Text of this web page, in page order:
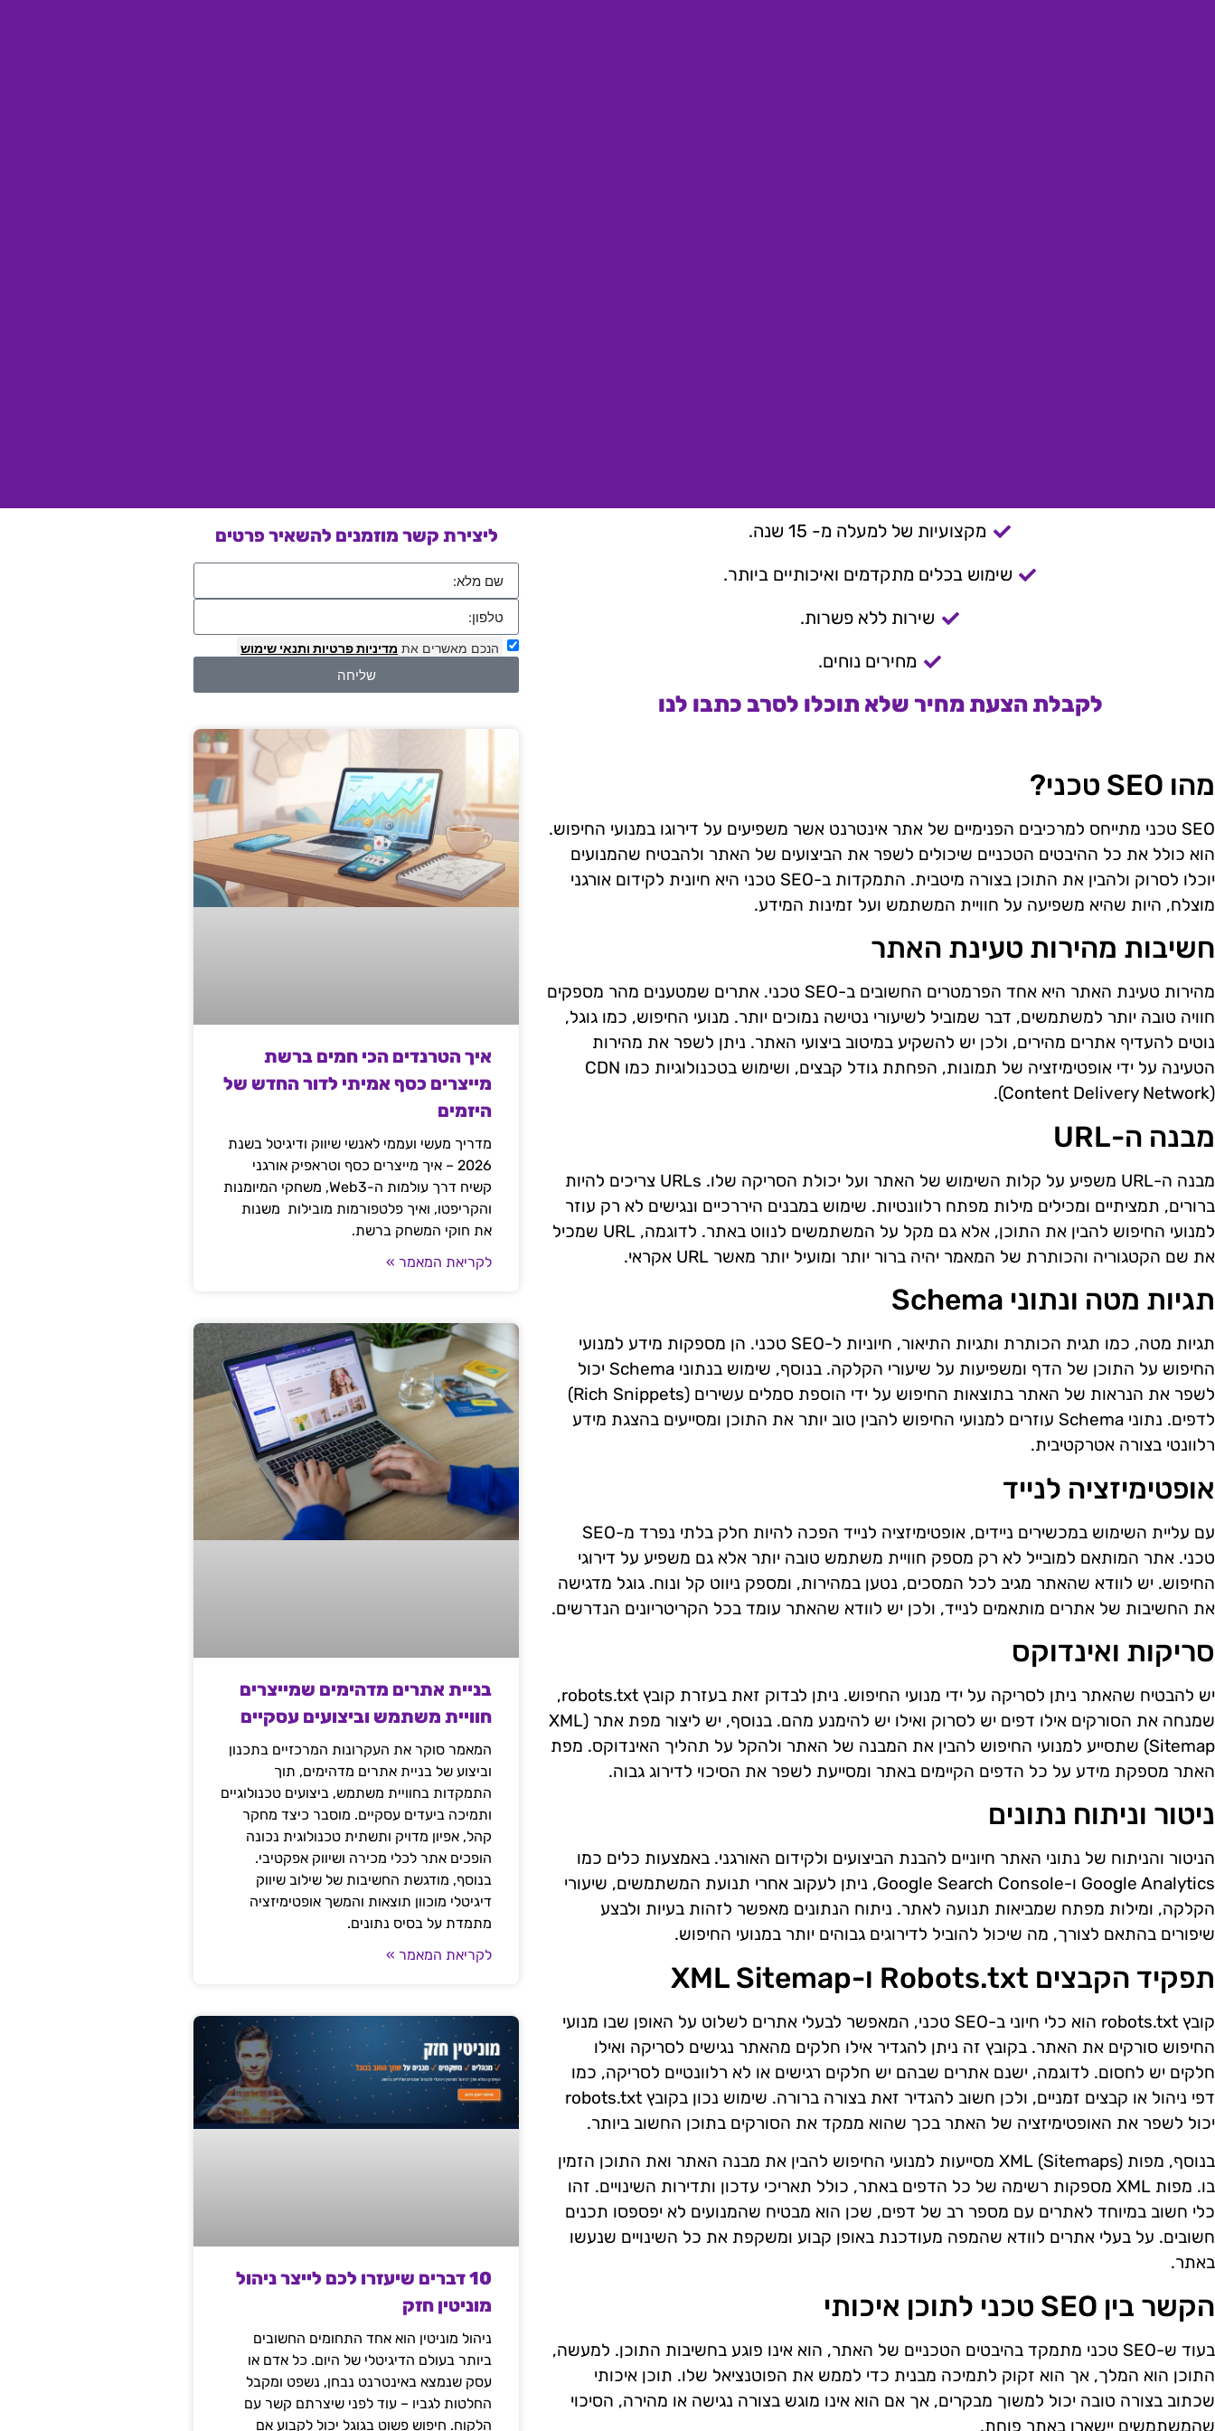
מקצועיות של למעלה מ- 15 שנה.
שימוש בכלים מתקדמים ואיכותיים ביותר.
שירות ללא פשרות.
מחירים נוחים.
לקבלת הצעת מחיר שלא תוכלו לסרב כתבו לנו
מהו SEO טכני?
SEO טכני מתייחס למרכיבים הפנימיים של אתר אינטרנט אשר משפיעים על דירוגו במנועי החיפוש.
הוא כולל את כל ההיבטים הטכניים שיכולים לשפר את הביצועים של האתר ולהבטיח שהמנועים
יוכלו לסרוק ולהבין את התוכן בצורה מיטבית. התמקדות ב-SEO טכני היא חיונית לקידום אורגני
מוצלח, היות שהיא משפיעה על חוויית המשתמש ועל זמינות המידע.
חשיבות מהירות טעינת האתר
מהירות טעינת האתר היא אחד הפרמטרים החשובים ב-SEO טכני. אתרים שמטענים מהר מספקים
חוויה טובה יותר למשתמשים, דבר שמוביל לשיעורי נטישה נמוכים יותר. מנועי החיפוש, כמו גוגל,
נוטים להעדיף אתרים מהירים, ולכן יש להשקיע במיטוב ביצועי האתר. ניתן לשפר את מהירות
הטעינה על ידי אופטימיזציה של תמונות, הפחתת גודל קבצים, ושימוש בטכנולוגיות כמו CDN
(Content Delivery Network).
מבנה ה-URL
מבנה ה-URL משפיע על קלות השימוש של האתר ועל יכולת הסריקה שלו. URLs צריכים להיות
ברורים, תמציתיים ומכילים מילות מפתח רלוונטיות. שימוש במבנים היררכיים ונגישים לא רק עוזר
למנועי החיפוש להבין את התוכן, אלא גם מקל על המשתמשים לנווט באתר. לדוגמה, URL שמכיל
את שם הקטגוריה והכותרת של המאמר יהיה ברור יותר ומועיל יותר מאשר URL אקראי.
תגיות מטה ונתוני Schema
תגיות מטה, כמו תגית הכותרת ותגיות התיאור, חיוניות ל-SEO טכני. הן מספקות מידע למנועי
החיפוש על התוכן של הדף ומשפיעות על שיעורי הקלקה. בנוסף, שימוש בנתוני Schema יכול
לשפר את הנראות של האתר בתוצאות החיפוש על ידי הוספת סמלים עשירים (Rich Snippets)
לדפים. נתוני Schema עוזרים למנועי החיפוש להבין טוב יותר את התוכן ומסייעים בהצגת מידע
רלוונטי בצורה אטרקטיבית.
אופטימיזציה לנייד
עם עליית השימוש במכשירים ניידים, אופטימיזציה לנייד הפכה להיות חלק בלתי נפרד מ-SEO
טכני. אתר המותאם למובייל לא רק מספק חוויית משתמש טובה יותר אלא גם משפיע על דירוגי
החיפוש. יש לוודא שהאתר מגיב לכל המסכים, נטען במהירות, ומספק ניווט קל ונוח. גוגל מדגישה
את החשיבות של אתרים מותאמים לנייד, ולכן יש לוודא שהאתר עומד בכל הקריטריונים הנדרשים.
סריקות ואינדוקס
יש להבטיח שהאתר ניתן לסריקה על ידי מנועי החיפוש. ניתן לבדוק זאת בעזרת קובץ robots.txt,
שמנחה את הסורקים אילו דפים יש לסרוק ואילו יש להימנע מהם. בנוסף, יש ליצור מפת אתר (XML
Sitemap) שתסייע למנועי החיפוש להבין את המבנה של האתר ולהקל על תהליך האינדוקס. מפת
האתר מספקת מידע על כל הדפים הקיימים באתר ומסייעת לשפר את הסיכוי לדירוג גבוה.
ניטור וניתוח נתונים
הניטור והניתוח של נתוני האתר חיוניים להבנת הביצועים ולקידום האורגני. באמצעות כלים כמו
Google Analytics ו-Google Search Console, ניתן לעקוב אחרי תנועת המשתמשים, שיעורי
הקלקה, ומילות מפתח שמביאות תנועה לאתר. ניתוח הנתונים מאפשר לזהות בעיות ולבצע
שיפורים בהתאם לצורך, מה שיכול להוביל לדירוגים גבוהים יותר במנועי החיפוש.
תפקיד הקבצים Robots.txt ו-XML Sitemap
קובץ robots.txt הוא כלי חיוני ב-SEO טכני, המאפשר לבעלי אתרים לשלוט על האופן שבו מנועי
החיפוש סורקים את האתר. בקובץ זה ניתן להגדיר אילו חלקים מהאתר נגישים לסריקה ואילו
חלקים יש לחסום. לדוגמה, ישנם אתרים שבהם יש חלקים רגישים או לא רלוונטיים לסריקה, כמו
דפי ניהול או קבצים זמניים, ולכן חשוב להגדיר זאת בצורה ברורה. שימוש נכון בקובץ robots.txt
יכול לשפר את האופטימיזציה של האתר בכך שהוא ממקד את הסורקים בתוכן החשוב ביותר.
בנוסף, מפות XML (Sitemaps) מסייעות למנועי החיפוש להבין את מבנה האתר ואת התוכן הזמין
בו. מפות XML מספקות רשימה של כל הדפים באתר, כולל תאריכי עדכון ותדירות השינויים. זהו
כלי חשוב במיוחד לאתרים עם מספר רב של דפים, שכן הוא מבטיח שהמנועים לא יפספסו תכנים
חשובים. על בעלי אתרים לוודא שהמפה מעודכנת באופן קבוע ומשקפת את כל השינויים שנעשו
באתר.
הקשר בין SEO טכני לתוכן איכותי
בעוד ש-SEO טכני מתמקד בהיבטים הטכניים של האתר, הוא אינו פוגע בחשיבות התוכן. למעשה,
התוכן הוא המלך, אך הוא זקוק לתמיכה מבנית כדי לממש את הפוטנציאל שלו. תוכן איכותי
שכתוב בצורה טובה יכול למשוך מבקרים, אך אם הוא אינו מוגש בצורה נגישה או מהירה, הסיכוי
שהמשתמשים יישארו באתר פוחת.
ליצירת קשר מוזמנים להשאיר פרטים
הנכם מאשרים את מדיניות פרטיות ותנאי שימוש
שליחה
איך הטרנדים הכי חמים ברשת
מייצרים כסף אמיתי לדור החדש של
היזמים
מדריך מעשי ועממי לאנשי שיווק ודיגיטל בשנת
2026 – איך מייצרים כסף וטראפיק אורגני
קשיח דרך עולמות ה-Web3, משחקי המיומנות
והקריפטו, ואיך פלטפורמות מובילות משנות
את חוקי המשחק ברשת.
לקריאת המאמר »
בניית אתרים מדהימים שמייצרים
חוויית משתמש וביצועים עסקיים
המאמר סוקר את העקרונות המרכזיים בתכנון
וביצוע של בניית אתרים מדהימים, תוך
התמקדות בחוויית משתמש, ביצועים טכנולוגיים
ותמיכה ביעדים עסקיים. מוסבר כיצד מחקר
קהל, אפיון מדויק ותשתית טכנולוגית נכונה
הופכים אתר לכלי מכירה ושיווק אפקטיבי.
בנוסף, מודגשת החשיבות של שילוב שיווק
דיגיטלי מוכוון תוצאות והמשך אופטימיזציה
מתמדת על בסיס נתונים.
לקריאת המאמר »
10 דברים שיעזרו לכם לייצר ניהול
מוניטין חזק
ניהול מוניטין הוא אחד התחומים החשובים
ביותר בעולם הדיגיטלי של היום. כל אדם או
עסק שנמצא באינטרנט נבחן, נשפט ומקבל
החלטות לגביו – עוד לפני שיצרתם קשר עם
הלקוח. חיפוש פשוט בגוגל יכול לקבוע אם